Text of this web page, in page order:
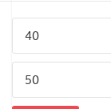
Min.
Preis
Max.
Preis